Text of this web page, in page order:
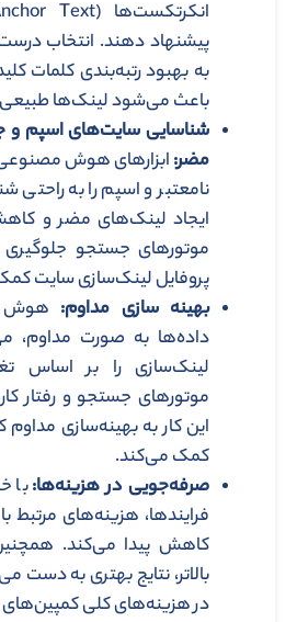
پیشنهاد دهند. انتخاب
به بهبود رتبه‌بندی کلمات
باعث می‌شود لینک‌ها
شناسایی سایت‌های اسپم و
مضر:ابزارهای هوش
نامعتبر و اسپم را به راحتی
ایجاد لینک‌های مضر و
موتورهای جستجو
پروفایل لینک‌سازی سایت
بهینه‌ سازی مداوم: هوش
داده‌ها به صورت مداوم،
لینک‌سازی را بر اساس
موتورهای جستجو و رفتار
این کار به بهینه‌سازی
کمک می‌کند.
صرفه‌جویی در هزینه‌ها:با
فرایندها، هزینه‌های مرتبط
کاهش پیدا می‌کند.
بالاتر، نتایج بهتری به
در هزینه‌های کلی